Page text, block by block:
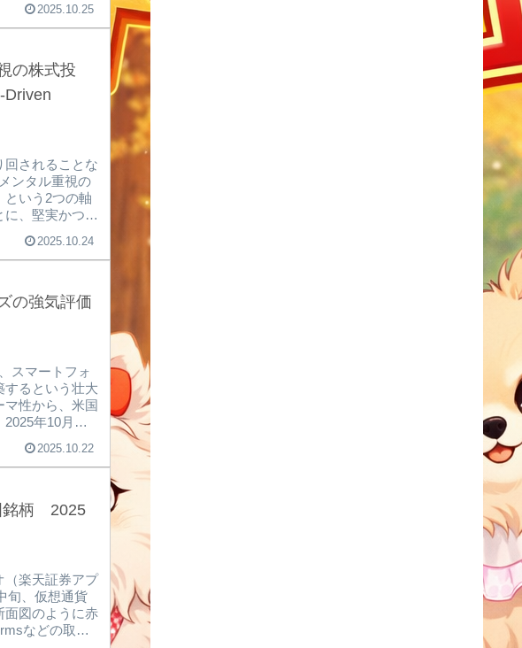
国市場では、
ップ」と呼ば
や、革新的な
こ...
2025.10.25
の株式投
回されることな
ンタル重視の
という2つの軸
、堅実かつ将
つけました。
市場には日々、
ズに惑わされ
資...
2025.10.24
の強気評価
スマートフォ
するという壮大
マ性から、米国
年10月に
市場の反応今
株式に転換可
、株式希薄化
2025.10.22
銘柄 2025
（楽天証券アプ
旬、仮想通貨
面図のように赤
などの取引